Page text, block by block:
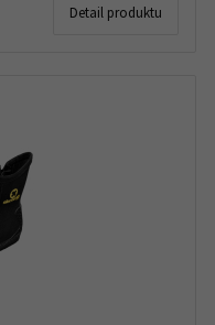
Detail produktu